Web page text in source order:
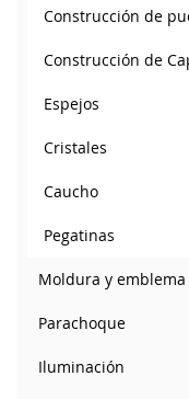
Construcción de
Construcción de
Espejos
Cristales
Caucho
Pegatinas
Moldura y emblema
Parachoque
Iluminación